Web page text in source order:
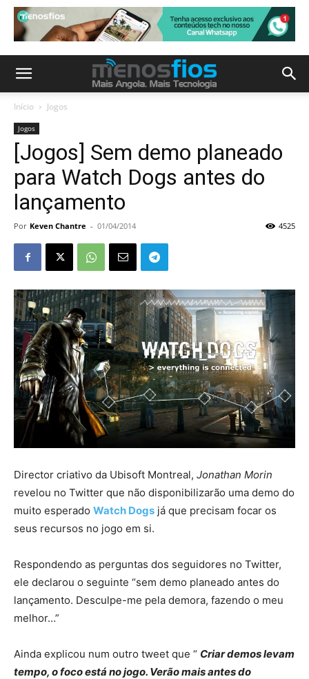
Início Jogos
Jogos
[Jogos] Sem demo planeado
para Watch Dogs antes do
lançamento
Por Keven Chantre - 01/04/2014 4525
Director criativo da Ubisoft Montreal, Jonathan Morin
revelou no Twitter que não disponibilizarão uma demo do
muito esperado Watch Dogs já que precisam focar os
seus recursos no jogo em si.
Respondendo as perguntas dos seguidores no Twitter,
ele declarou o seguinte “sem demo planeado antes do
lançamento. Desculpe-me pela demora, fazendo o meu
melhor…”
Ainda explicou num outro tweet que “ Criar demos levam
tempo, o foco está no jogo. Verão mais antes do